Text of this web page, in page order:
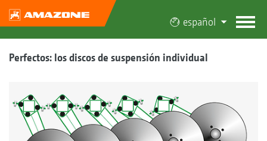
español
Perfectos: los discos de suspensión individual